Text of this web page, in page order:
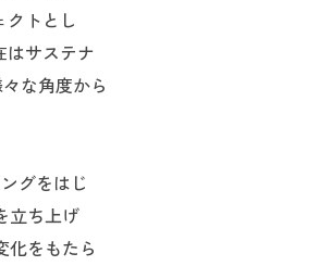
トとし
はサステナ
な角度から
グをはじ
立ち上げ
化をもたら